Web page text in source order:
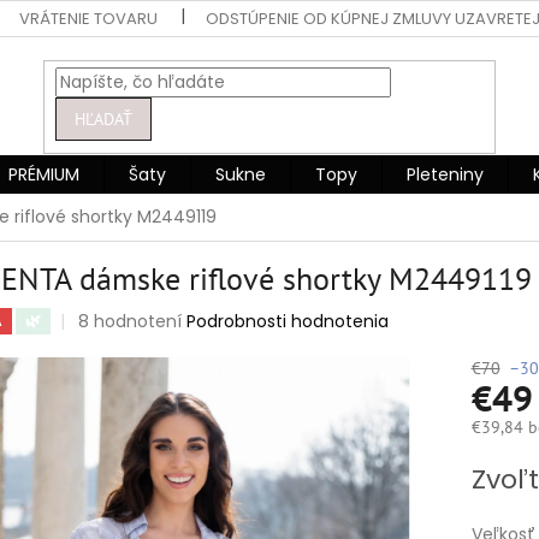
VRÁTENIE TOVARU ODSTÚPENIE OD KÚPNEJ ZMLUVY UZAVRETEJ
HĽADAŤ
PRÉMIUM Šaty Sukne Topy Pleteniny
riflové shortky M2449119
dámske riflové shortky M2449119
🌿
Priemerné
produktu
hviezdičiek.
8 hodnotení Podrobnosti hodnotenia
€70
€49
€39,84
cena: